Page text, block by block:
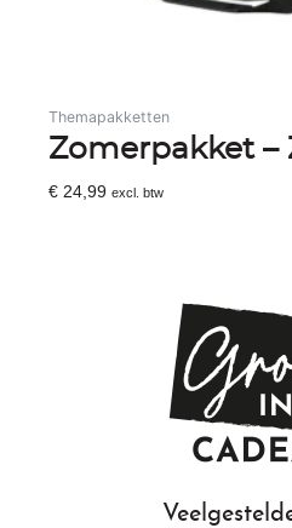
Themapakketten
Zomerpakket –
€ 24,99 excl. btw